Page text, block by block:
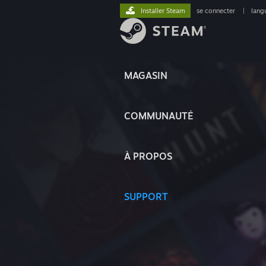
MAGASIN
COMMUNAUTÉ
À PROPOS
SUPPORT
Installer Steam se connecter